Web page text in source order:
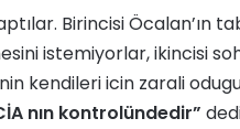
Birincisi Öcalan’ın
istemiyorlar, ikincisi
kendileri icin zarali
nın kontrolündedir”